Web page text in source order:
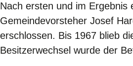
Nach ersten und im Ergebnis
Gemeindevorsteher Josef
erschlossen. Bis 1967 blieb
Besitzerwechsel wurde der